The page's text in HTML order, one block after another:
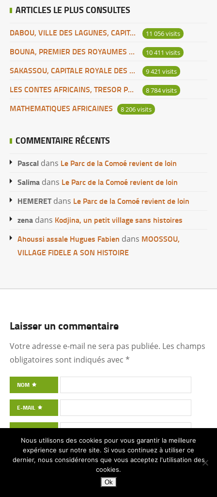
ARTICLES LE PLUS CONSULTES
DABOU, VILLE DES LAGUNES, CAPITALE DES ADJOUKROU 11 056 visits
BOUNA, PREMIER DES ROYAUMES DE CÔTE D’IVOIRE 10 411 visits
SAKASSOU, CAPITALE ROYALE DES BAOULES 9 421 visits
LES CONTES AFRICAINS, TRESOR POUR L’HUMANITE 8 784 visits
MATHEMATIQUES AFRICAINES 8 206 visits
COMMENTAIRE RÉCENTS
Pascal dans Le Parc de la Comoé revient de loin
Salima dans Le Parc de la Comoé revient de loin
HEMERETdans Le Parc de la Comoé revient de loin
zena dans Kodjina, un petit village sans histoires
Ahoussi assale Hugues Fabien dans MOOSSOU,
VILLAGE FIDELE A SON HISTOIRE
Laisser un commentaire
Votre adresse e-mail ne sera pas publiée. Les champs
obligatoires sont indiqués avec *
NOM
E-MAIL
SITE WEB
COMMENTAIRE
Nous utilisons des cookies pour vous garantir la meilleure
expérience sur notre site. Si vous continuez à utiliser ce
dernier, nous considérerons que vous acceptez l'utilisation des
cookies.
Ok